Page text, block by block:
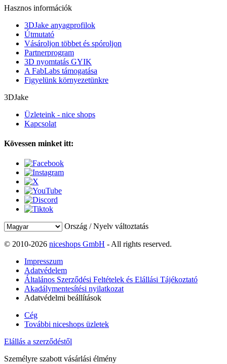
Hasznos információk
3DJake anyagprofilok
Útmutató
Vásároljon többet és spóroljon
Partnerprogram
3D nyomtatás GYIK
A FabLabs támogatása
Figyelünk környezetünkre
3DJake
Üzleteink - nice shops
Kapcsolat
Kövessen minket itt:
Ország / Nyelv változtatás
© 2010-2026 niceshops GmbH - All rights reserved.
Impresszum
Adatvédelem
Általános Szerződési Feltételek és Elállási Tájékoztató
Akadálymentesítési nyilatkozat
Adatvédelmi beállítások
Cég
További niceshops üzletek
Elállás a szerződéstől
Személyre szabott vásárlási élmény